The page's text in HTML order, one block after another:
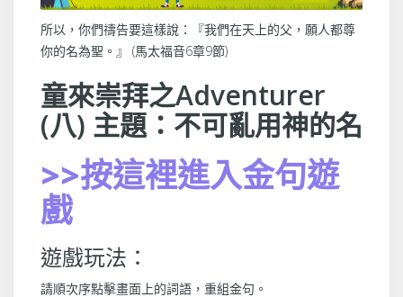
所以，你們禱告要這樣說：『我們在天上的父，願人都尊
你的名為聖。』 (馬太福音6章9節)
童來崇拜之Adventurer
(八) 主題：不可亂用神的名
>>按這裡進入金句遊
戲
遊戲玩法：
請順次序點擊畫面上的詞語，重組金句。